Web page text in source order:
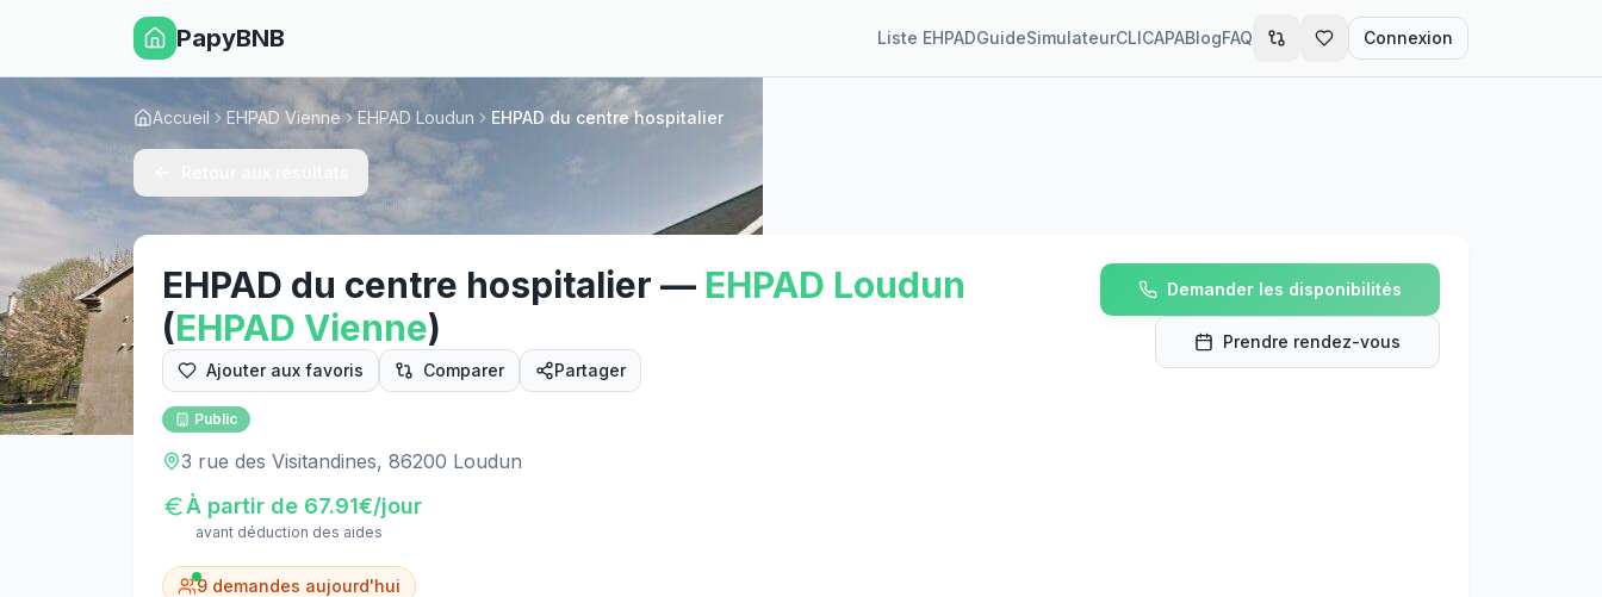
PapyBNB Liste EHPADGuideSimulateurCLICAPABlogFAQ Connexion
Accueil EHPAD Vienne EHPAD Loudun EHPAD du centre hospitalier
EHPAD du centre hospitalier — EHPAD Loudun
(EHPAD Vienne)
Ajouter aux favoris Comparer Partager
Public
3 rue des Visitandines, 86200 Loudun
À partir de 67.91€/jour
avant déduction des aides
9 demandes aujourd'hui
Demander les disponibilités
Prendre rendez-vous